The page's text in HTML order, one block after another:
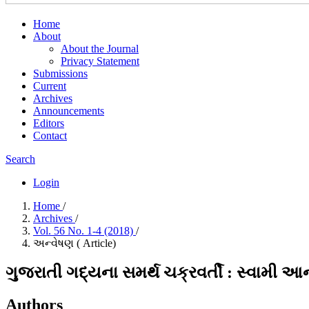
Home
About
About the Journal
Privacy Statement
Submissions
Current
Archives
Announcements
Editors
Contact
Search
Login
Home /
Archives /
Vol. 56 No. 1-4 (2018) /
અન્વેષણ ( Article)
ગુજરાતી ગદ્યના સમર્થ ચક્રવર્તી : સ્વામી
Authors